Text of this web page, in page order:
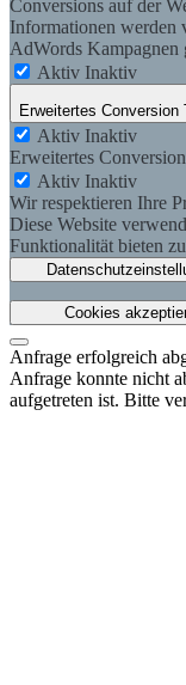
Conversions auf der
Informationen werden
AdWords Kampagnen
Aktiv Inaktiv
Erweitertes Conversion
Aktiv Inaktiv
Erweitertes
Aktiv Inaktiv
Wir respektieren Ihre
Diese Website
Funktionalität bieten
Cookies
Anfrage erfolgreich
Anfrage konnte nicht
aufgetreten ist. Bitte